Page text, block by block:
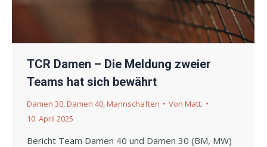
TCR Damen – Die Meldung zweier
Teams hat sich bewährt
Damen 30,Damen 40,Mannschaften Von Matt.
10. April 2025
Bericht Team Damen 40 und Damen 30 (BM, MW)